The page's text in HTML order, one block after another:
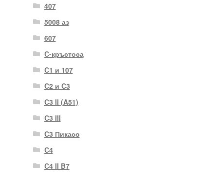
407
5008 аз
607
C-кръстоса
C1 и 107
C2 и C3
C3 II (A51)
C3 III
C3 Пикасо
C4
C4 II B7